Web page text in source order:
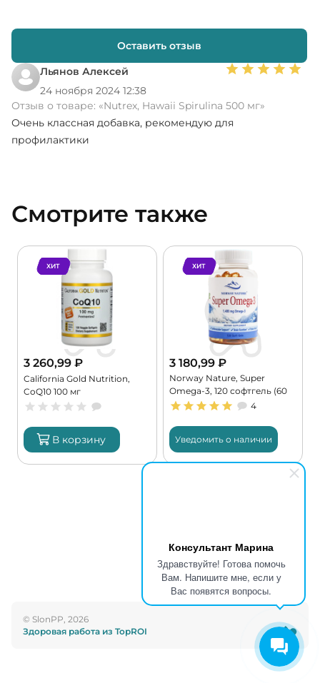
Консультант Марина
Здравствуйте! Готова помочь
Вам. Напишите мне, если у
Вас появятся вопросы.
Льянов Алексей
24 ноября 2024 12:38
Отзыв о товаре: «Nutrex, Hawaii Spirulina 500 мг»
Очень классная добавка, рекомендую для
профилактики
Оставить отзыв
Смотрите также
ХИТ
3 260,99 ₽
California Gold Nutrition,
CoQ10 100 мг
В корзину
ХИТ
3 180,99 ₽
Norway Nature, Super
Omega-3, 120 софтгель (60
порций)
4
Уведомить о наличии
© SlonPP, 2026
Здоровая работа из TopROI